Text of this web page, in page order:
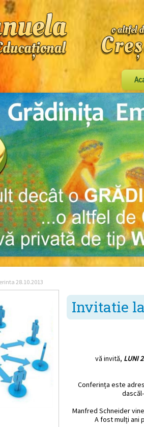
28.10.2013
Invitatie la
vă invită, LUNI
Conferința este
Manfred Schneider
A fost mulți ani